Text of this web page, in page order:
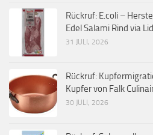
Rückruf: E.coli –
Edel Salami Rind via
31 JULI, 2026
Rückruf:
Kupfer von Falk
30 JULI, 2026